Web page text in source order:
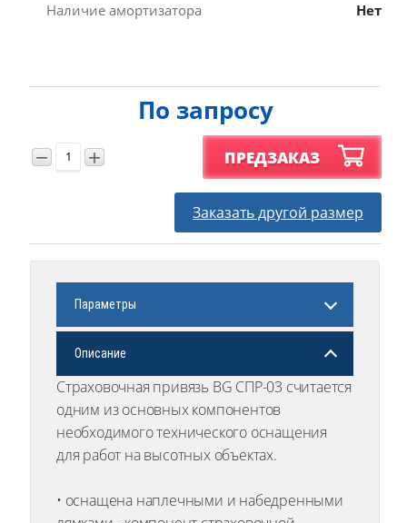
Наличие амортизатора
Нет
По запросу
− + ПРЕДЗАКАЗ
Заказать другой размер
Параметры
Описание
Страховочная привязь BG СПР-03 считается
одним из основных компонентов
необходимого технического оснащения
для работ на высотных объектах.
• оснащена наплечными и набедренными